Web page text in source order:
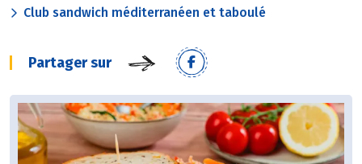
Club sandwich méditerranéen et taboulé
Partager sur